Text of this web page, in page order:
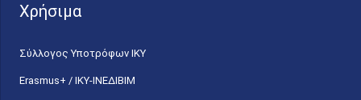
Χρήσιμα
Σύλλογος Υποτρόφων ΙΚΥ
Erasmus+ / ΙΚΥ-ΙΝΕΔΙΒΙΜ